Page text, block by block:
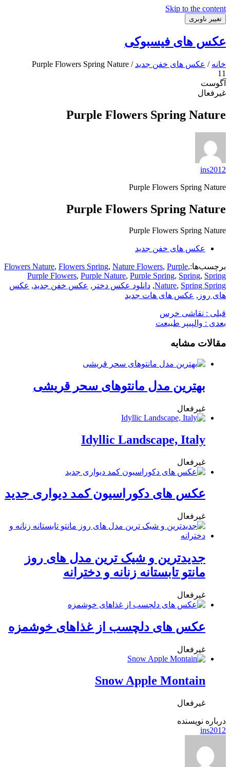
Skip to the content
تغییر ناوبری
عکس های فیسبوکی
خانه / عکس های خفن جدید / Purple Flowers Spring Nature
11
آگوست
غیرفعال
Purple Flowers Spring Nature
ins2012
Purple Flowers Spring Nature
Purple Flowers Spring Nature
Purple Flowers Spring Nature
عکس های خفن جدید
برچسب‌ها: Flowers Nature, Flowers Spring, Nature Flowers, Purple,
Purple Flowers, Purple Nature, Purple Spring, Spring, Spring
Nature, Spring Spring
, دانلود عکس دختر , عکس خفن جدید, عکس
های روز , عکس های هات جدید
قبلی : نقاشی خرس
بعدی : والپیپر طبیعت
مقالات مشابه
بهترین مدل مانتوهای سحر قریشی
غیرفعال
Idyllic Landscape, Italy
غیرفعال
عکس های دکوراسیون کمد دیواری جدید
غیرفعال
جدیدترین و شیک ترین مدل های روز
مانتو تابستانه زنانه و دخترانه
غیرفعال
عکس های دلچسب از غذاهای خوشمزه
غیرفعال
Snow Apple Montain
غیرفعال
درباره نویسنده
ins2012